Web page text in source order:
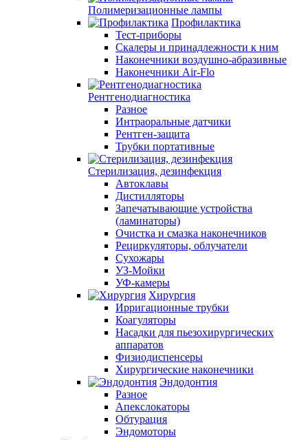
Полимеризационные лампы
Профилактика
Тест-приборы
Скалеры и принадлежности к ним
Наконечники воздушно-абразивные
Наконечники Air-Flo
Рентгенодиагностика
Разное
Интраоральные датчики
Рентген-защита
Трубки портативные
Стерилизация, дезинфекция
Автоклавы
Дистилляторы
Запечатывающие устройства
(ламинаторы)
Очистка и смазка наконечников
Рециркуляторы, облучатели
Сухожары
УЗ-Мойки
УФ-камеры
Хирургия
Ирригационные трубки
Коагуляторы
Насадки для пьезохирургических
аппаратов
Физиодиспенсеры
Хирургические наконечники
Эндодонтия
Разное
Апекслокаторы
Обтурация
Эндомоторы